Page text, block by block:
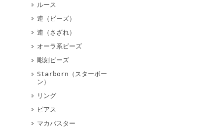
ルース
連（ビーズ）
連（さざれ）
オーラ系ビーズ
彫刻ビーズ
Starborn（スターボー
ン）
リング
ピアス
マカバスター